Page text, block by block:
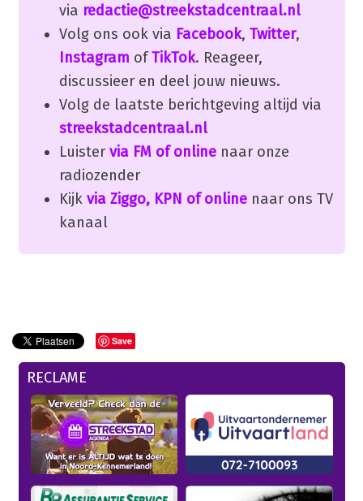
via redactie@streekstadcentraal.nl
Volg ons ook via Facebook, Twitter,
Instagram ofTikTok. Reageer,
discussieer en deel jouw nieuws.
Volg de laatste berichtgeving altijd via
streekstadcentraal.nl
Luister via FM of onlinenaar onze
radiozender
Kijk via Ziggo, KPN of onlinenaar ons TV
kanaal
Save
RECLAME